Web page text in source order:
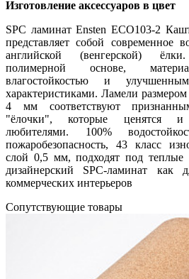
Изготовление аксессуаров в цвет
SPC ламинат Ensten ECO103-2
представляет собой современное
английской (венгерской)
полимерной основе,
влагостойкостью и
характеристиками. Ламели
4 мм соответствуют
"ёлочки", которые ценятся и
любителями. 100%
пожаробезопасность, 43 класс
слой 0,5 мм, подходят под теплые
дизайнерский SPC-ламинат
коммерческих интерьеров
Cопутствующие товары